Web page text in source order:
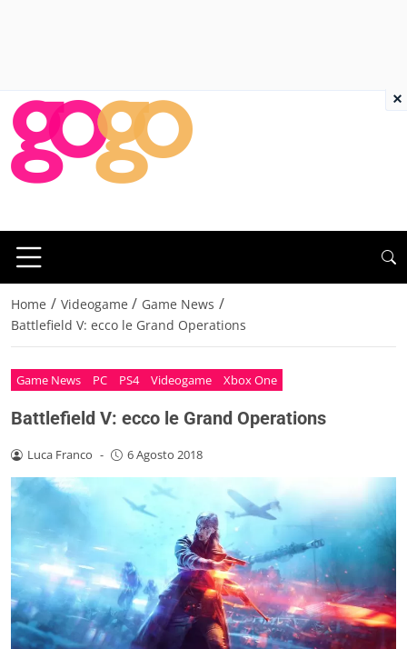
Home / Videogame / Game News /
Battlefield V: ecco le Grand Operations
Game News PC PS4 Videogame Xbox One
Battlefield V: ecco le Grand Operations
Luca Franco - 6 Agosto 2018
×